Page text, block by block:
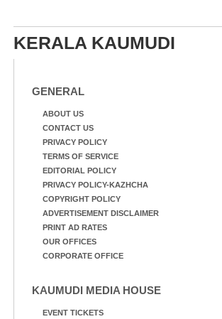
KERALA KAUMUDI
GENERAL
ABOUT US
CONTACT US
PRIVACY POLICY
TERMS OF SERVICE
EDITORIAL POLICY
PRIVACY POLICY-KAZHCHA
COPYRIGHT POLICY
ADVERTISEMENT DISCLAIMER
PRINT AD RATES
OUR OFFICES
CORPORATE OFFICE
KAUMUDI MEDIA HOUSE
EVENT TICKETS